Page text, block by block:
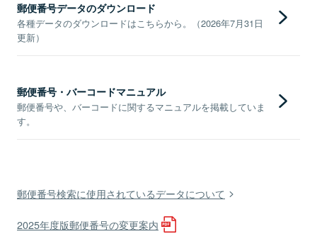
郵便番号データのダウンロード
各種データのダウンロードはこちらから。（2026年7月31日
更新）
郵便番号・バーコードマニュアル
郵便番号や、バーコードに関するマニュアルを掲載していま
す。
郵便番号検索に使用されているデータについて
2025年度版郵便番号の変更案内